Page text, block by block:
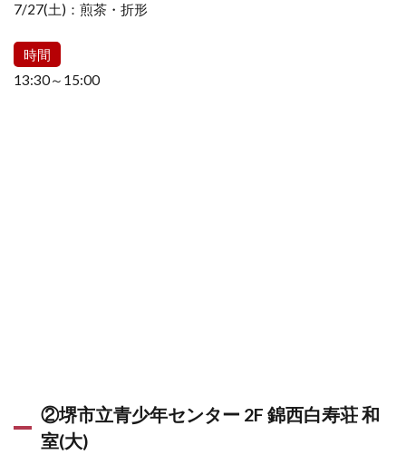
7/27(土)：煎茶・折形
時間
13:30～15:00
②堺市立青少年センター 2F 錦西白寿荘 和
室(大)